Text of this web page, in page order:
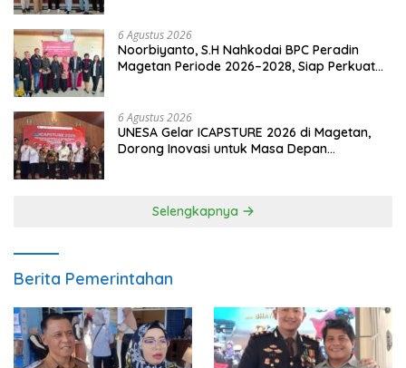
6 Agustus 2026
Noorbiyanto, S.H Nahkodai BPC Peradin
Magetan Periode 2026–2028, Siap Perkuat
6 Agustus 2026
UNESA Gelar ICAPSTURE 2026 di Magetan,
Dorong Inovasi untuk Masa Depan
Selengkapnya
Berita Pemerintahan